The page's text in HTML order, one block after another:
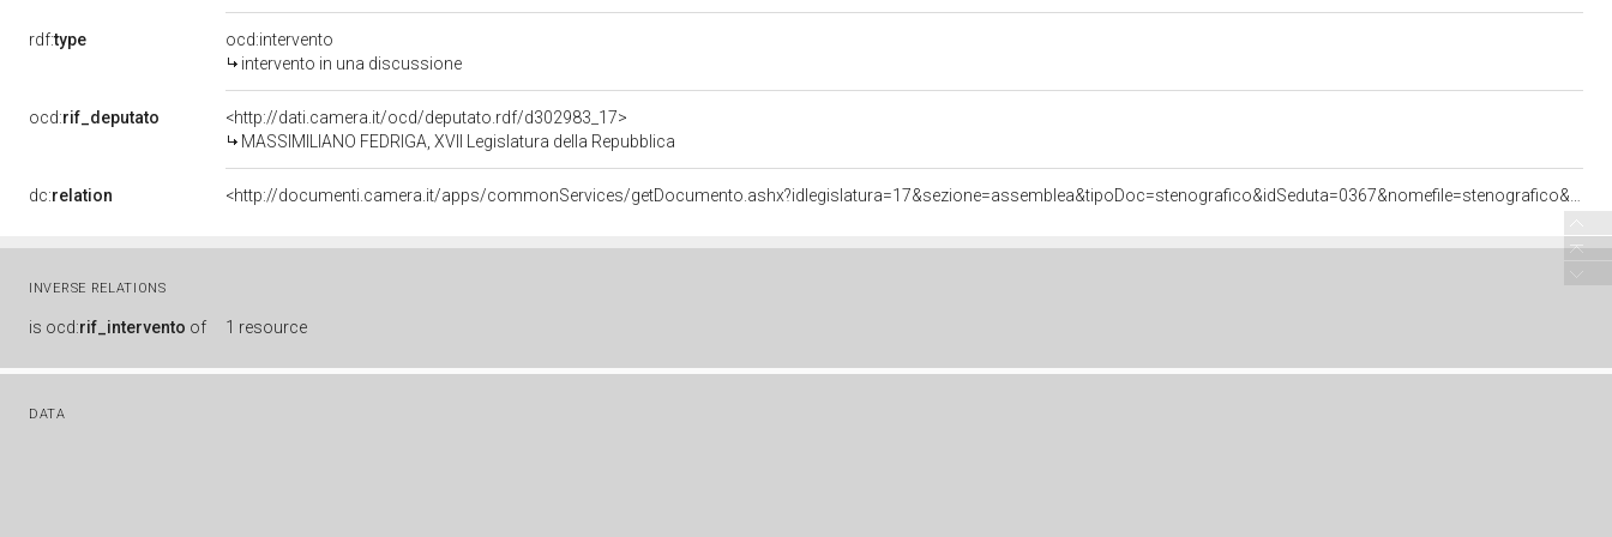
rdf:type
ocd:intervento
intervento in una discussione
ocd:rif_deputato
<http://dati.camera.it/ocd/deputato.rdf/d302983_17>
MASSIMILIANO FEDRIGA, XVII Legislatura della Repubblica
dc:relation
INVERSE RELATIONS
is ocd:rif_intervento of 1 resource
DATA